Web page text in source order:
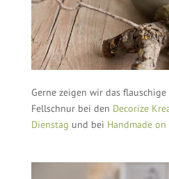
Gerne zeigen wir das
Fellschnur bei den Decorize
Dienstag und bei Handmade on